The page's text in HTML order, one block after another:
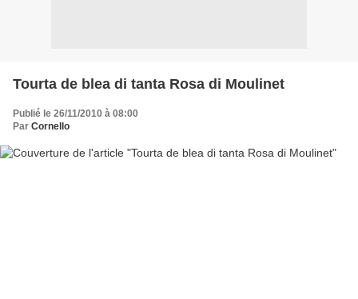
Tourta de blea di tanta Rosa di Moulinet
Publié le 26/11/2010 à 08:00
Par Cornello